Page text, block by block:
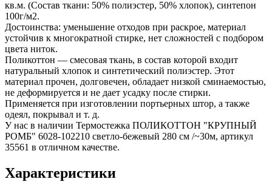
кв.м. (Состав ткани: 50% полиэстер, 50% хлопок), синтепон
100г/м2.
Достоинства: уменьшение отходов при раскрое, материал
устойчив к многократной стирке, нет сложностей с подбором
цвета ниток.
Поликоттон — смесовая ткань, в состав которой входит
натуральный хлопок и синтетический полиэстер. Этот
материал прочен, долговечен, обладает низкой сминаемостью,
не деформируется и не дает усадку после стирки.
Применяется при изготовлении портьерных штор, а также
одеял, покрывал и т. д.
У нас в наличии Термостежка ПОЛИКОТТОН "КРУПНЫЙ
РОМБ" 6028-102210 светло-бежевый 280 см /~30м, артикул
35561 в отличном качестве.
Характеристики